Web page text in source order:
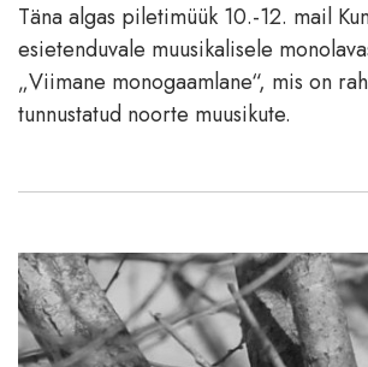
Täna algas piletimüük 10.-12. mail
esietenduvale muusikalisele
„Viimane monogaamlane“, mis on
tunnustatud noorte muusikute.